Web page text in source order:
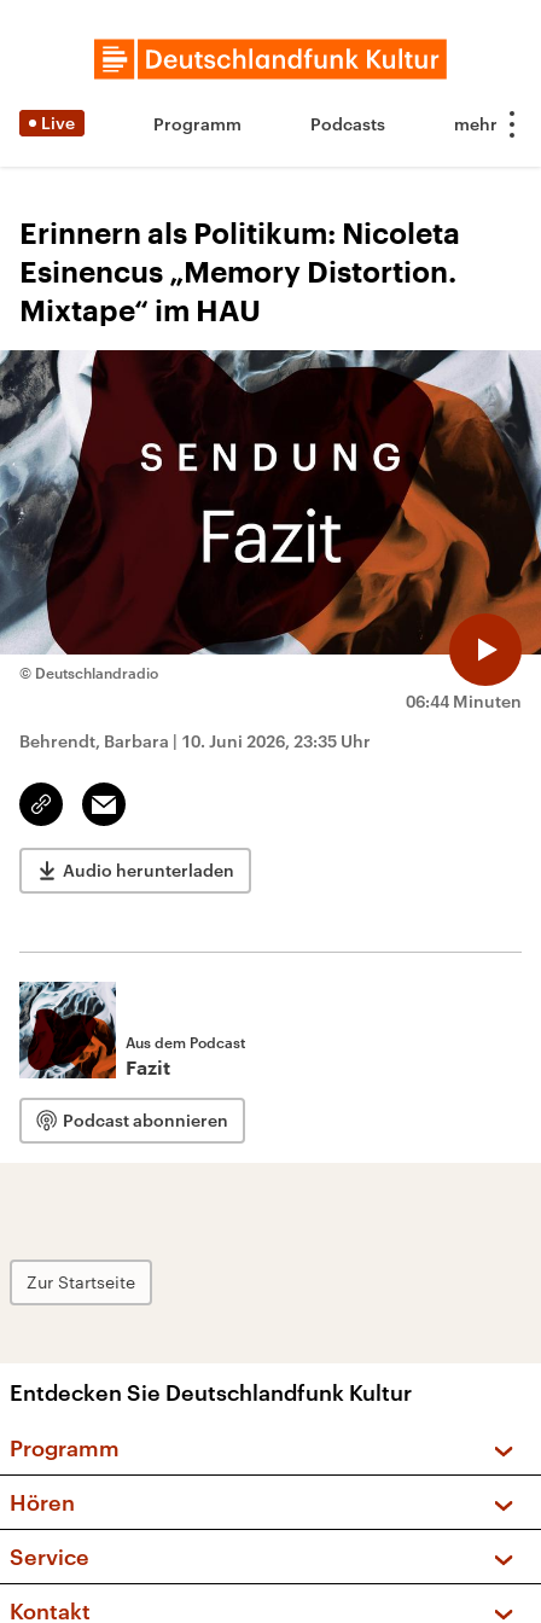
Live Programm Podcasts
Erinnern als Politikum: Nicoleta
Esinencus „Memory Distortion.
Mixtape“ im HAU
06:44 Minuten
© Deutschlandradio
Behrendt, Barbara | 10. Juni 2026, 23:35 Uhr
Link
kopieren/teilen
Email
Audio herunterladen
Aus dem Podcast
Fazit
Podcast abonnieren
Zur Startseite
Entdecken Sie Deutschlandfunk Kultur
Programm
Sendungen und Podcasts
Musikliste
Kakadu – Das Kinderprogramm
Hören
Frequenzen (UKW + DAB+)
Service
FAQ
Kontakt